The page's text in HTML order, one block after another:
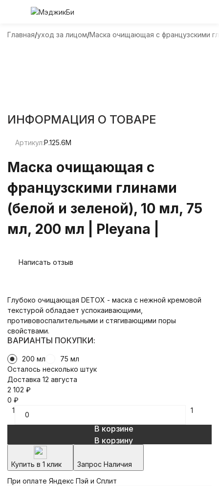
Главная уход за лицом Маска очищающая с французскими
ИНФОРМАЦИЯ О ТОВАРЕ
Артикул:P.125.6M
Маска очищающая с
французскими глинами
(белой и зеленой), 10 мл, 75
мл, 200 мл | Pleyana |
Написать отзыв
Глубоко очищающая DETOX - маска с нежной кремовой
текстурой обладает успокаивающими,
противовоспалительными и стягивающими поры
свойствами.
ВАРИАНТЫ ПОКУПКИ:
200 мл
75 мл
Осталось несколько штук
Доставка 12 августа
2 102 ₽
0 ₽
1
1
В корзине
В корзину
Купить в 1 клик
Запрос Наличия
При оплате Яндекс Пэй и Сплит